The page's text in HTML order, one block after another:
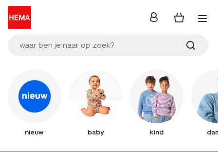
waar ben je naar op zoek?
inloggen
nieuw baby kind